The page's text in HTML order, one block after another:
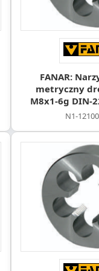
FANAR:
metryczny
M8x1-6g DIN-
N1-